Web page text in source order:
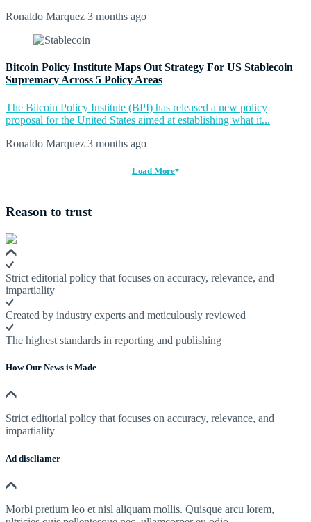
Ronaldo Marquez 3 months ago
Bitcoin Policy Institute Maps Out Strategy For US Stablecoin
Supremacy Across 5 Policy Areas
The Bitcoin Policy Institute (BPI) has released a new policy
proposal for the United States aimed at establishing what it...
Ronaldo Marquez 3 months ago
Load More
Reason to trust
Strict editorial policy that focuses on accuracy, relevance, and
impartiality
Created by industry experts and meticulously reviewed
The highest standards in reporting and publishing
How Our News is Made
Strict editorial policy that focuses on accuracy, relevance, and
impartiality
Ad discliamer
Morbi pretium leo et nisl aliquam mollis. Quisque arcu lorem,